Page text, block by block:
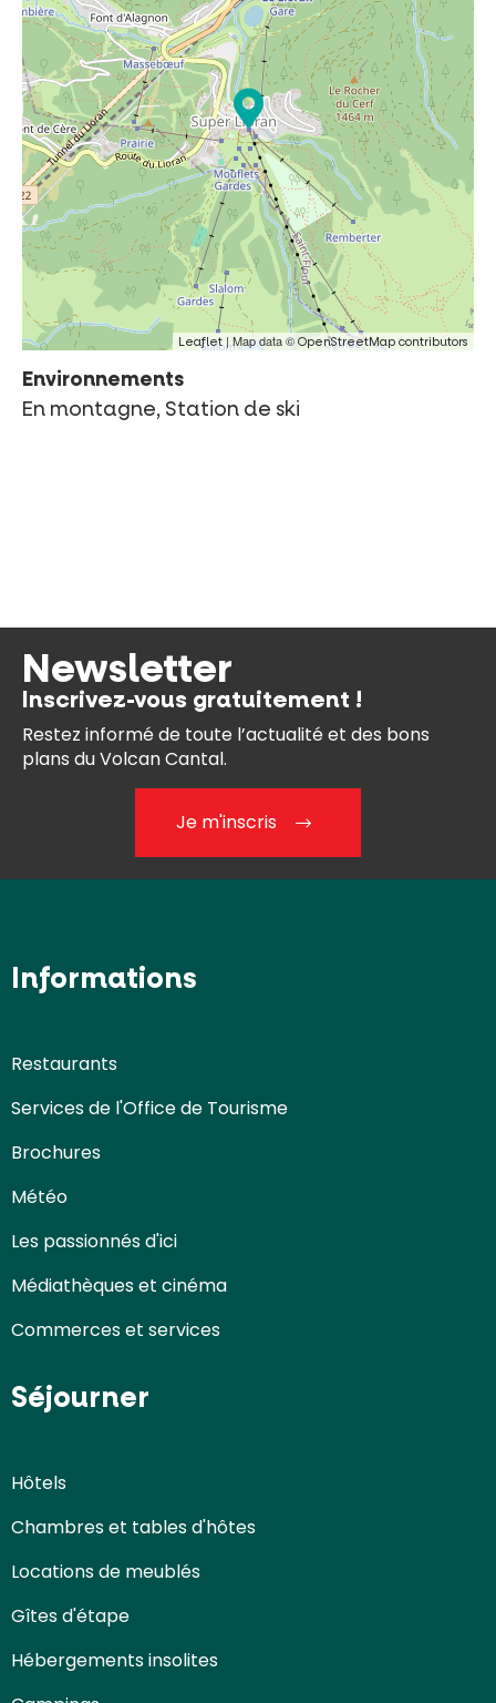
Leaflet | Map data © OpenStreetMap contributors
Environnements
En montagne, Station de ski
Newsletter
Inscrivez-vous gratuitement !
Restez informé de toute l’actualité et des bons
plans du Volcan Cantal.
Je m'inscris
Informations
Restaurants
Services de l'Office de Tourisme
Brochures
Météo
Les passionnés d'ici
Médiathèques et cinéma
Commerces et services
Séjourner
Hôtels
Chambres et tables d'hôtes
Locations de meublés
Gîtes d'étape
Hébergements insolites